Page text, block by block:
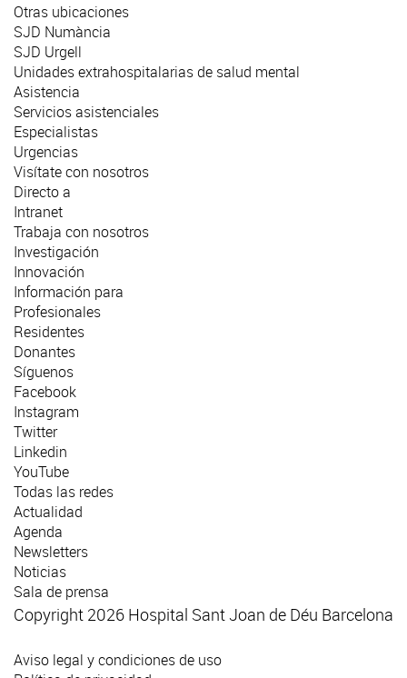
Otras ubicaciones
SJD Numància
SJD Urgell
Unidades extrahospitalarias de salud mental
Asistencia
Servicios asistenciales
Especialistas
Urgencias
Visítate con nosotros
Directo a
Intranet
Trabaja con nosotros
Investigación
Innovación
Información para
Profesionales
Residentes
Donantes
Síguenos
Facebook
Instagram
Twitter
Linkedin
YouTube
Todas las redes
Actualidad
Agenda
Newsletters
Noticias
Sala de prensa
Copyright 2026 Hospital Sant Joan de Déu Barcelona
Aviso legal y condiciones de uso